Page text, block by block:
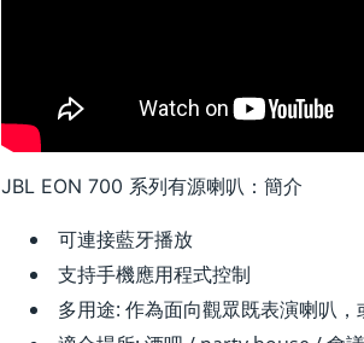
JBL EON 700 系列有源喇叭：簡介
可連接藍牙播放
支持手機應用程式控制
多用途: 作為面向觀眾既表演喇叭